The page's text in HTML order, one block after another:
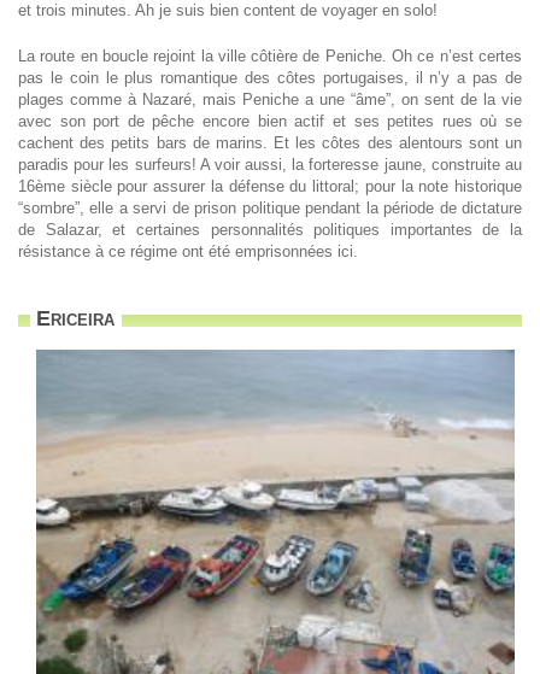
et trois minutes. Ah je suis bien content de voyager en solo!
La route en boucle rejoint la ville côtière de Peniche. Oh ce n’est certes
pas le coin le plus romantique des côtes portugaises, il n’y a pas de
plages comme à Nazaré, mais Peniche a une “âme”, on sent de la vie
avec son port de pêche encore bien actif et ses petites rues où se
cachent des petits bars de marins. Et les côtes des alentours sont un
paradis pour les surfeurs! A voir aussi, la forteresse jaune, construite au
16ème siècle pour assurer la défense du littoral; pour la note historique
“sombre”, elle a servi de prison politique pendant la période de dictature
de Salazar, et certaines personnalités politiques importantes de la
résistance à ce régime ont été emprisonnées ici.
Ericeira